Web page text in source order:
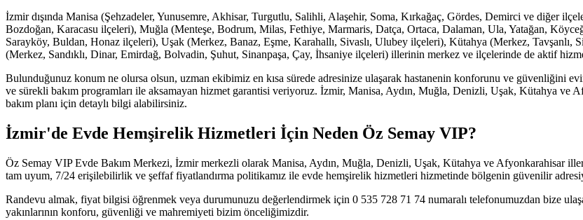
İzmir dışında Manisa (Şehzadeler, Yunusemre, Akhisar, Turgutlu, Salihli, Alaşehir, Soma, Kırkağaç, Gördes, Demirci ve diğer
Bozdoğan, Karacasu ilçeleri), Muğla (Menteşe, Bodrum, Milas, Fethiye, Marmaris, Datça, Ortaca, Dalaman, Ula, Yatağan,
Sarayköy, Buldan, Honaz ilçeleri), Uşak (Merkez, Banaz, Eşme, Karahallı, Sivaslı, Ulubey ilçeleri), Kütahya (Merkez,
(Merkez, Sandıklı, Dinar, Emirdağ, Bolvadin, Şuhut, Sinanpaşa, Çay, İhsaniye ilçeleri) illerinin merkez ve ilçelerinde de aktif
Bulunduğunuz konum ne olursa olsun, uzman ekibimiz en kısa sürede adresinize ulaşarak hastanenin konforunu ve güvenliğini
ve sürekli bakım programları ile aksamayan hizmet garantisi veriyoruz. İzmir, Manisa, Aydın, Muğla, Denizli, Uşak, Kütahya
bakım planı için detaylı bilgi alabilirsiniz.
İzmir'de Evde Hemşirelik Hizmetleri İçin Neden Öz Semay VIP?
Öz Semay VIP Evde Bakım Merkezi, İzmir merkezli olarak Manisa, Aydın, Muğla, Denizli, Uşak, Kütahya ve Afyonkarahisar
tam uyum, 7/24 erişilebilirlik ve şeffaf fiyatlandırma politikamız ile evde hemşirelik hizmetleri hizmetinde bölgenin güvenilir
Randevu almak, fiyat bilgisi öğrenmek veya durumunuzu değerlendirmek için 0 535 728 71 74 numaralı telefonumuzdan bize
yakınlarının konforu, güvenliği ve mahremiyeti bizim önceliğimizdir.